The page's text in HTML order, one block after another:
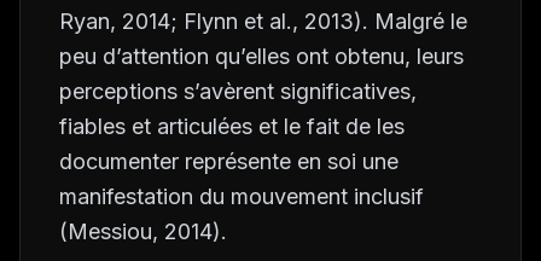
Ryan, 2014; Flynn et al., 2013). Malgré le
peu d’attention qu’elles ont obtenu, leurs
perceptions s’avèrent significatives,
fiables et articulées et le fait de les
documenter représente en soi une
manifestation du mouvement inclusif
(Messiou, 2014).